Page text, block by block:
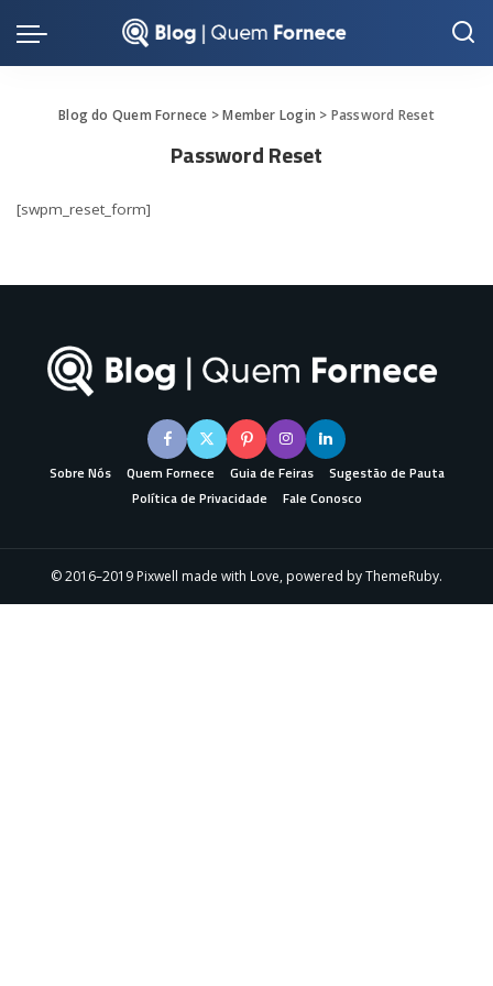
Blog do Quem Fornece >Member Login > Password Reset
Password Reset
[swpm_reset_form]
Sobre Nós Quem Fornece Guia de Feiras
Sugestão de Pauta
Política de Privacidade
Fale Conosco
© 2016–2019 Pixwell made with Love, powered by ThemeRuby.